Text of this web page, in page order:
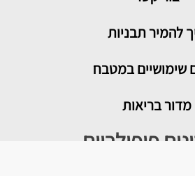
להמיר תבניות
שימושיים במטבח
מדור בריאות
פופולריים